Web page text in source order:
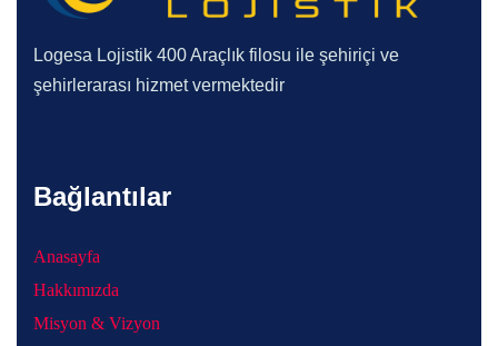
Logesa Lojistik 400 Araçlık filosu ile şehiriçi ve
şehirlerarası hizmet vermektedir
Bağlantılar
Anasayfa
Hakkımızda
Misyon & Vizyon